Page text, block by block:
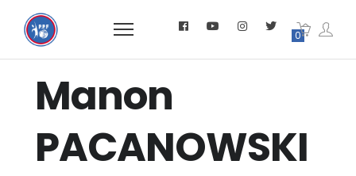
0
Manon
PACANOWSKI